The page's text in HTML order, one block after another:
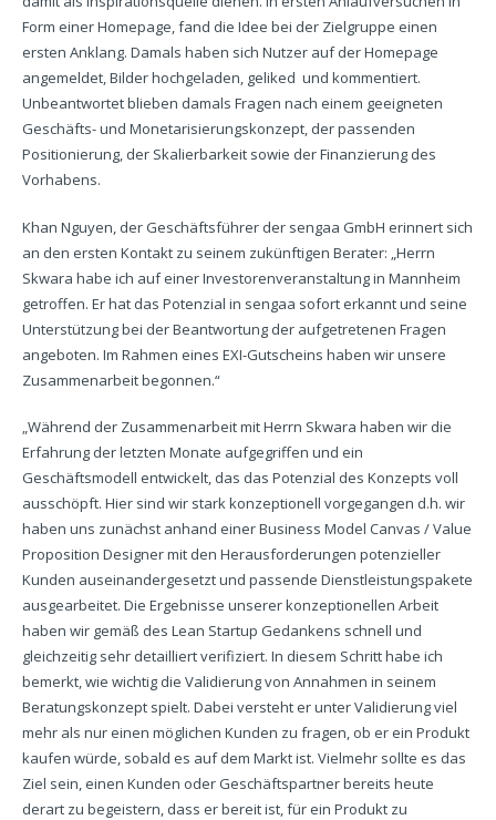
Form einer Homepage, fand die Idee bei der Zielgruppe einen
ersten Anklang. Damals haben sich Nutzer auf der Homepage
angemeldet, Bilder hochgeladen, geliked und kommentiert.
Unbeantwortet blieben damals Fragen nach einem geeigneten
Geschäfts- und Monetarisierungskonzept, der passenden
Positionierung, der Skalierbarkeit sowie der Finanzierung des
Vorhabens.
Khan Nguyen, der Geschäftsführer der sengaa GmbH erinnert sich
an den ersten Kontakt zu seinem zukünftigen Berater: „Herrn
Skwara habe ich auf einer Investorenveranstaltung in Mannheim
getroffen. Er hat das Potenzial in sengaa sofort erkannt und seine
Unterstützung bei der Beantwortung der aufgetretenen Fragen
angeboten. Im Rahmen eines EXI-Gutscheins haben wir unsere
Zusammenarbeit begonnen.“
„Während der Zusammenarbeit mit Herrn Skwara haben wir die
Erfahrung der letzten Monate aufgegriffen und ein
Geschäftsmodell entwickelt, das das Potenzial des Konzepts voll
ausschöpft. Hier sind wir stark konzeptionell vorgegangen d.h. wir
haben uns zunächst anhand einer Business Model Canvas / Value
Proposition Designer mit den Herausforderungen potenzieller
Kunden auseinandergesetzt und passende Dienstleistungspakete
ausgearbeitet. Die Ergebnisse unserer konzeptionellen Arbeit
haben wir gemäß des Lean Startup Gedankens schnell und
gleichzeitig sehr detailliert verifiziert. In diesem Schritt habe ich
bemerkt, wie wichtig die Validierung von Annahmen in seinem
Beratungskonzept spielt. Dabei versteht er unter Validierung viel
mehr als nur einen möglichen Kunden zu fragen, ob er ein Produkt
kaufen würde, sobald es auf dem Markt ist. Vielmehr sollte es das
Ziel sein, einen Kunden oder Geschäftspartner bereits heute
derart zu begeistern, dass er bereit ist, für ein Produkt zu